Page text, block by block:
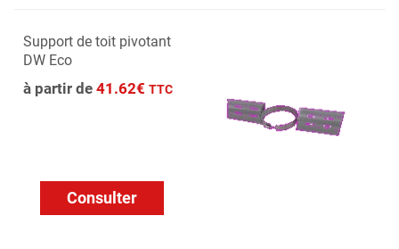
Support de toit pivotant
DW Eco
à partir de 41.62€ TTC
Consulter